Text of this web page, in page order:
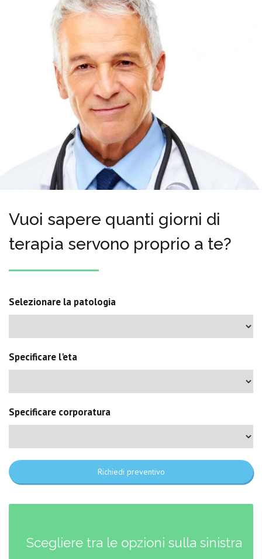
Vuoi sapere quanti giorni di
terapia servono proprio a te?
Selezionare la patologia
Specificare l'eta
Specificare corporatura
Richiedi preventivo
Scegliere tra le opzioni sulla sinistra